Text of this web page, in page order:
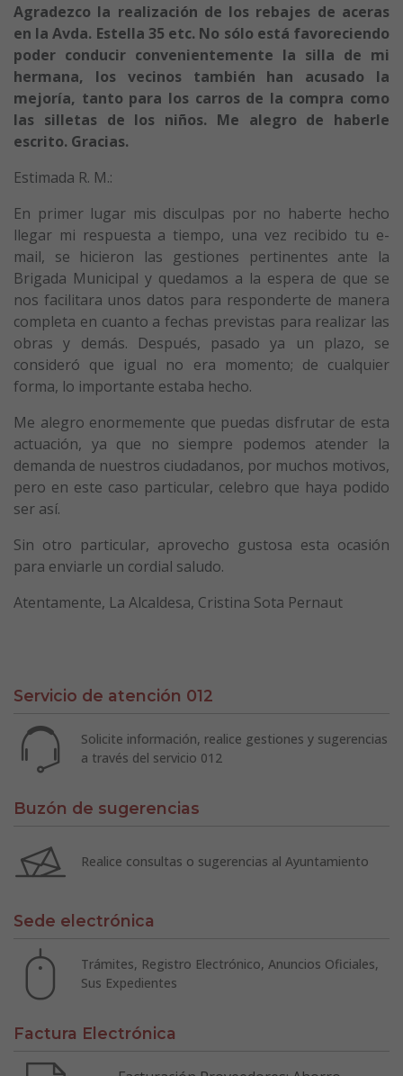
Agradezco la realización de los rebajes de aceras
en la Avda. Estella 35 etc. No sólo está favoreciendo
poder conducir convenientemente la silla de mi
hermana, los vecinos también han acusado la
mejoría, tanto para los carros de la compra como
las silletas de los niños. Me alegro de haberle
escrito. Gracias.
Estimada R. M.:
En primer lugar mis disculpas por no haberte hecho
llegar mi respuesta a tiempo, una vez recibido tu e-
mail, se hicieron las gestiones pertinentes ante la
Brigada Municipal y quedamos a la espera de que se
nos facilitara unos datos para responderte de manera
completa en cuanto a fechas previstas para realizar las
obras y demás. Después, pasado ya un plazo, se
consideró que igual no era momento; de cualquier
forma, lo importante estaba hecho.
Me alegro enormemente que puedas disfrutar de esta
actuación, ya que no siempre podemos atender la
demanda de nuestros ciudadanos, por muchos motivos,
pero en este caso particular, celebro que haya podido
ser así.
Sin otro particular, aprovecho gustosa esta ocasión
para enviarle un cordial saludo.
Atentamente, La Alcaldesa, Cristina Sota Pernaut
Servicio de atención 012
Solicite información, realice gestiones y sugerencias
a través del servicio 012
Buzón de sugerencias
Realice consultas o sugerencias al Ayuntamiento
Sede electrónica
Trámites, Registro Electrónico, Anuncios Oficiales,
Sus Expedientes
Factura Electrónica